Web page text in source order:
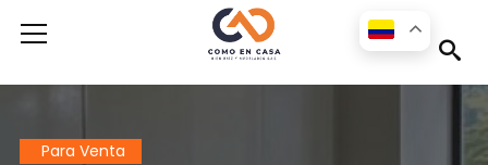
Para Venta